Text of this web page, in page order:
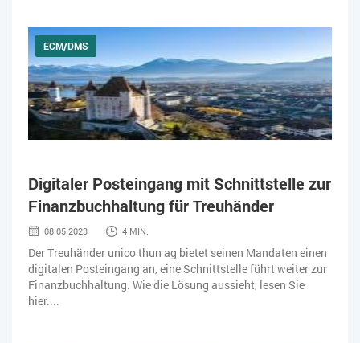
OPEN SOURCE
SERVICE SICHERHEIT SMART WORK
SOCIAL COMMERCE SOCIAL-MEDIA
SWONET TRANSPORTLOGISTIK / LAGER
TRENDKOMPASS 2026
USER EXPERIENCE WEBDESIGN WEB-SHOP
ZEITWIRTSCHAFT
ECM/DMS
Digitaler Posteingang mit Schnittstelle zur
Finanzbuchhaltung für Treuhänder
08.05.2023 4 MIN.
Der Treuhänder unico thun ag bietet seinen Mandaten einen
digitalen Posteingang an, eine Schnittstelle führt weiter zur
Finanzbuchhaltung. Wie die Lösung aussieht, lesen Sie
hier....